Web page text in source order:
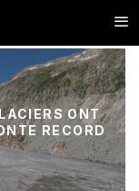
ONT
RECORD